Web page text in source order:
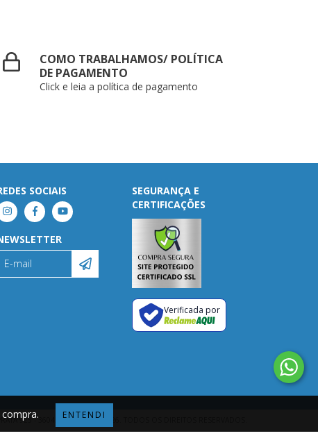
ENTENDI
COMO TRABALHAMOS/ POLÍTICA
DE PAGAMENTO
Click e leia a política de pagamento
SOCIAIS
SEGURANÇA E
CERTIFICAÇÕES
Verificada por
925 - 36043878000151 - 2026. TODOS OS DIREITOS RESERVADOS.